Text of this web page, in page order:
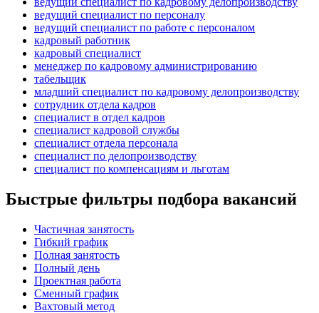
ведущий специалист по персоналу
ведущий специалист по работе с персоналом
кадровый работник
кадровый специалист
менеджер по кадровому администрированию
табельщик
младший специалист по кадровому делопроизводству
сотрудник отдела кадров
специалист в отдел кадров
специалист кадровой службы
специалист отдела персонала
специалист по делопроизводству
специалист по компенсациям и льготам
Быстрые фильтры подбора вакансий
Частичная занятость
Гибкий график
Полная занятость
Полный день
Проектная работа
Сменный график
Вахтовый метод